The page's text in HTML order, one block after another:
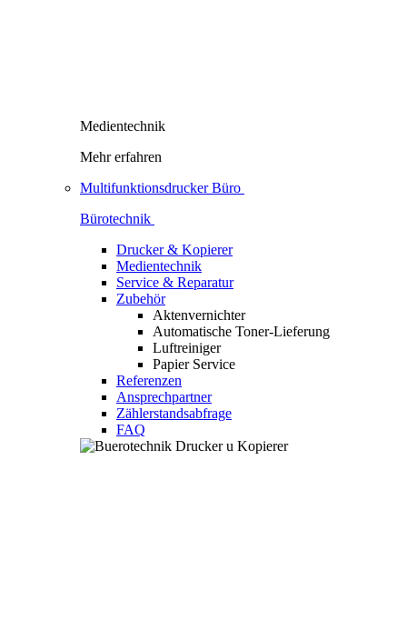
Medientechnik
Mehr erfahren
Multifunktionsdrucker Büro
Bürotechnik
Drucker & Kopierer
Medientechnik
Service & Reparatur
Zubehör
Aktenvernichter
Automatische Toner-Lieferung
Luftreiniger
Papier Service
Referenzen
Ansprechpartner
Zählerstandsabfrage
FAQ